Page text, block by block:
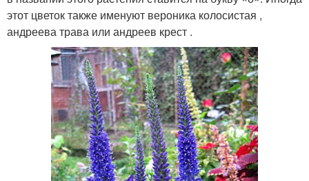
этот цветок также именуют вероника колосистая ,
андреева трава или андреев крест .